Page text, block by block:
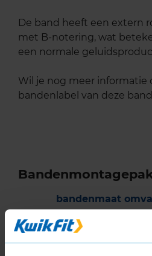
De band heeft een extern
met B-notering, wat
een normale
Wil je nog meer informatie
bandenlabel van deze
bandenmaat